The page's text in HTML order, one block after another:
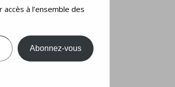
à l’ensemble des
Abonnez-vous